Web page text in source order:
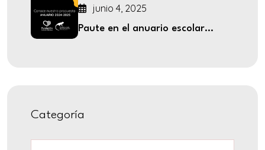
junio 4, 2025
Paute en el anuario escolar...
Categoría